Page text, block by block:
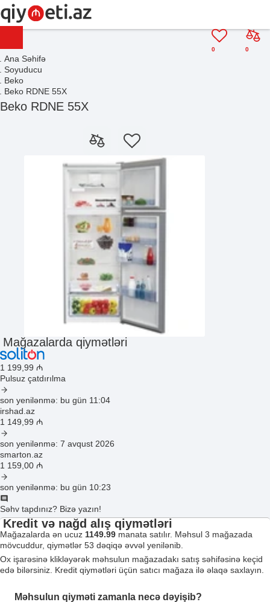
0
0
Ana Səhifə
Soyuducu
Beko
Beko RDNE 55X
Beko RDNE 55X
Mağazalarda qiymətləri
1 199 ,99 ₼
Pulsuz çatdırılma
son yenilənmə: bu gün 11:04
irshad.az
1 149 ,99 ₼
son yenilənmə: 7 avqust 2026
smarton.az
1 159 ,00 ₼
son yenilənmə: bu gün 10:23
Səhv tapdınız? Bizə yazın!
Kredit və nağd alış qiymətləri
Mağazalarda ən ucuz 1149.99 manata satılır. Məhsul 3 mağazada
mövcuddur, qiymətlər 53 dəqiqə əvvəl yenilənib.
Ox işarəsinə klikləyərək məhsulun mağazadakı satış səhifəsinə keçid
edə bilərsiniz. Kredit qiymətləri üçün satıcı mağaza ilə əlaqə saxlayın.
Məhsulun qiyməti zamanla necə dəyişib?